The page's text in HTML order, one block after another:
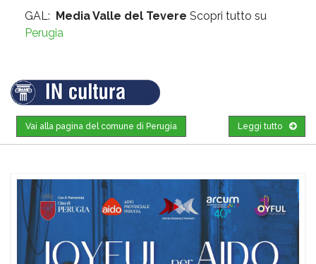
GAL:
Media Valle del Tevere Scopri tutto su
Perugia
Leggi tutto
Vai alla pagina del comune di Perugia